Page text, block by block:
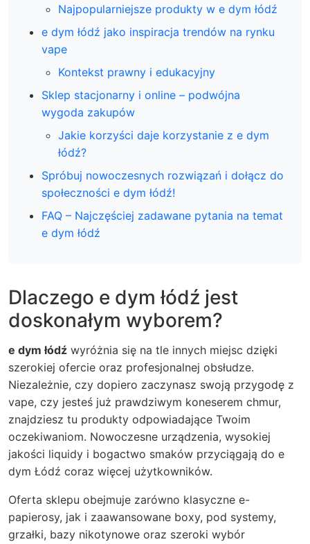
Najpopularniejsze produkty w e dym łódź
e dym łódź jako inspiracja trendów na rynku
vape
Kontekst prawny i edukacyjny
Sklep stacjonarny i online – podwójna
wygoda zakupów
Jakie korzyści daje korzystanie z e dym
łódź?
Spróbuj nowoczesnych rozwiązań i dołącz do
społeczności e dym łódź!
FAQ – Najczęściej zadawane pytania na temat
e dym łódź
Dlaczego e dym łódź jest
doskonałym wyborem?
e dym łódź wyróżnia się na tle innych miejsc dzięki
szerokiej ofercie oraz profesjonalnej obsłudze.
Niezależnie, czy dopiero zaczynasz swoją przygodę z
vape, czy jesteś już prawdziwym koneserem chmur,
znajdziesz tu produkty odpowiadające Twoim
oczekiwaniom. Nowoczesne urządzenia, wysokiej
jakości liquidy i bogactwo smaków przyciągają do e
dym Łódź coraz więcej użytkowników.
Oferta sklepu obejmuje zarówno klasyczne e-
papierosy, jak i zaawansowane boxy, pod systemy,
grzałki, bazy nikotynowe oraz szeroki wybór